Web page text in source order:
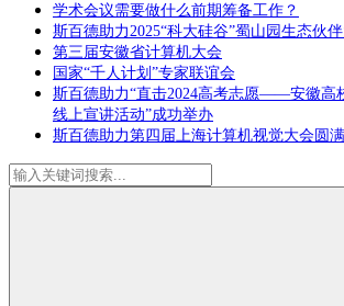
学术会议需要做什么前期筹备工作？
斯百德助力2025“科大硅谷”蜀山园生态伙
第三届安徽省计算机大会
国家“千人计划”专家联谊会
斯百德助力“直击2024高考志愿——安徽高
线上宣讲活动”成功举办
斯百德助力第四届上海计算机视觉大会圆